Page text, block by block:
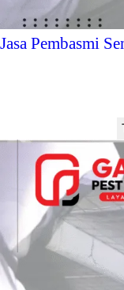
Jasa Pembasmi